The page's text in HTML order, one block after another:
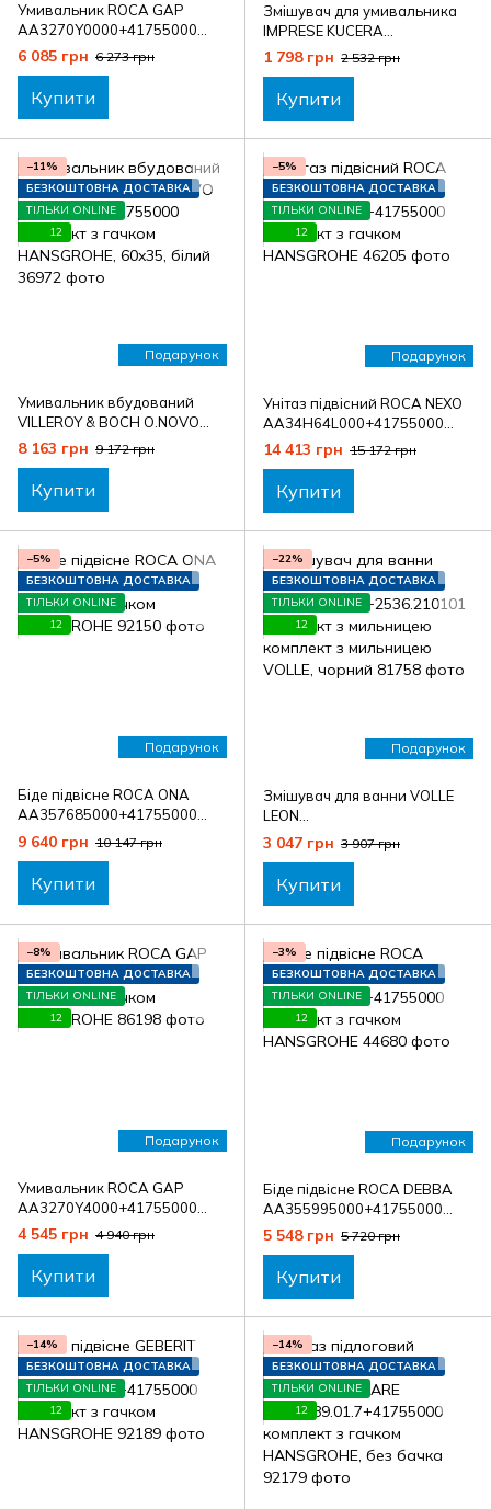
Умивальник ROCA GAP
AA3270Y0000+41755000
комплект з гачком
HANSGROHE
6 085 грн 6 273 грн
Купити
Змішувач для умивальника
IMPRESE KUCERA
Af03503410AA+2535.210104
комплект з мильницею
VOLLE, чорний
1 798 грн 2 532 грн
Купити
Подарунок
−11%
БЕЗКОШТОВНА ДОСТАВКА
ТІЛЬКИ ONLINE
12
Умивальник вбудований
VILLEROY & BOCH O.NOVO
A41626001+41755000
комплект з гачком
HANSGROHE, 60x35, білий
8 163 грн 9 172 грн
Купити
Подарунок
−5%
БЕЗКОШТОВНА ДОСТАВКА
ТІЛЬКИ ONLINE
12
Унітаз підвісний ROCA NEXO
AA34H64L000+41755000
комплект з гачком
HANSGROHE
14 413 грн 15 172 грн
Купити
Подарунок
−5%
БЕЗКОШТОВНА ДОСТАВКА
ТІЛЬКИ ONLINE
12
Біде підвісне ROCA ONA
AA357685000+41755000
комплект з гачком
HANSGROHE
9 640 грн 10 147 грн
Купити
Подарунок
−22%
БЕЗКОШТОВНА ДОСТАВКА
ТІЛЬКИ ONLINE
12
Змішувач для ванни VOLLE
LEON
A1511.030104+2536.210101
комплект з мильницею
комплект з мильницею
VOLLE, чорний
3 047 грн 3 907 грн
Купити
Подарунок
−8%
БЕЗКОШТОВНА ДОСТАВКА
ТІЛЬКИ ONLINE
12
Умивальник ROCA GAP
AA3270Y4000+41755000
комплект з гачком
HANSGROHE
4 545 грн 4 940 грн
Купити
Подарунок
−3%
БЕЗКОШТОВНА ДОСТАВКА
ТІЛЬКИ ONLINE
12
Біде підвісне ROCA DEBBA
AA355995000+41755000
комплект з гачком
HANSGROHE
5 548 грн 5 720 грн
Купити
−14%
БЕЗКОШТОВНА ДОСТАВКА
ТІЛЬКИ ONLINE
12
−14%
БЕЗКОШТОВНА ДОСТАВКА
ТІЛЬКИ ONLINE
12